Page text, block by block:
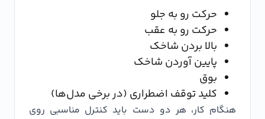
حرکت رو به جلو
حرکت رو به عقب
بالا بردن شاخک
پایین آوردن شاخک
بوق
کلید توقف اضطراری (در برخی مدل‌ها)
هنگام کار، هر دو دست باید کنترل مناسبی روی